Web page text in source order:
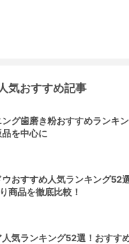
気おすすめ記事
グ歯磨き粉おすすめランキ
を中心に
ウおすすめ人気ランキング52
商品を徹底比較！
人気ランキング52選！おすす